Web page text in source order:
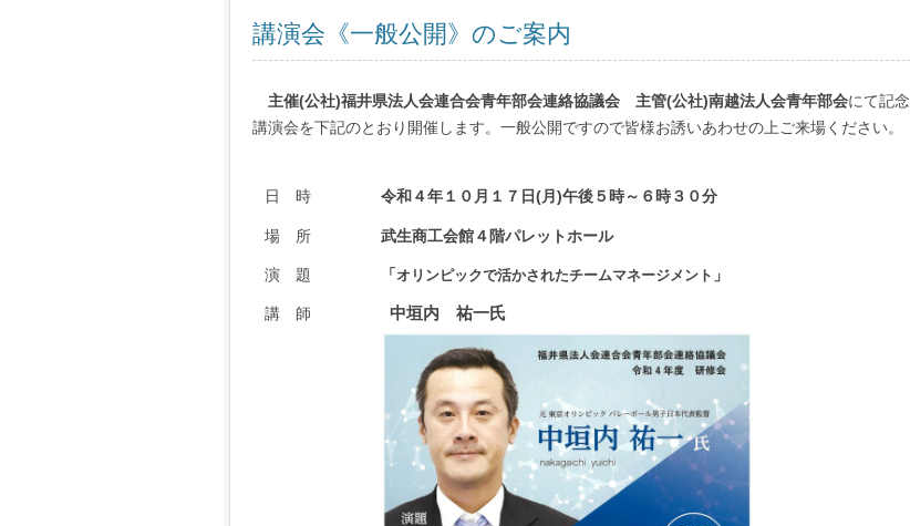
講演会《一般公開》のご案内
主催(公社)福井県法人会連合会青年部会連絡協議会 主管(公社)南越法人会青年部会にて記念
講演会を下記のとおり開催します。一般公開ですので皆様お誘いあわせの上ご来場ください。
日 時 令和４年１０月１７日(月)午後５時～６時３０分
場 所 武生商工会館４階パレットホール
演 題 「オリンピックで活かされたチームマネージメント 」
講 師 中垣内 祐一氏